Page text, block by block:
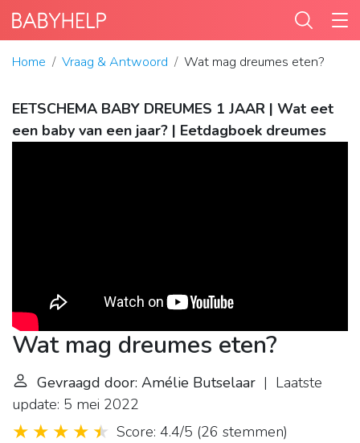
Home Vraag & Antwoord Wat mag dreumes eten?
EETSCHEMA BABY DREUMES 1 JAAR | Wat eet
een baby van een jaar? | Eetdagboek dreumes
Wat mag dreumes eten?
Gevraagd door: Amélie Butselaar | Laatste
update: 5 mei 2022
Score: 4.4/5 (26 stemmen)